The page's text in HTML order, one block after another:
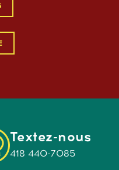
Textez-nous
418 440-7085